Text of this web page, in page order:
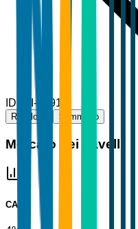
IDTBI-13910
Riepilogo Sommario
Mercato dei Lavelli
CAGR